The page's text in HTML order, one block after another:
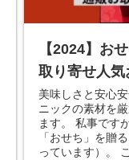
【2024】お
取り寄せ人
美味しさと安心
ニックの素材を
ます。 私事です
「おせち」を贈
っています）。